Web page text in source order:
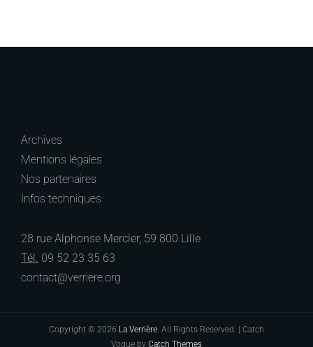
Archives
Mentions légales
Nos partenaires
Infos techniques
28 rue Alphonse Mercier, 59 800 Lille
Tél. 09 52 23 35 63
contact@verriere.org
Copyright © 2026 La Verrière. All Rights Reserved. | Catch
Vogue by Catch Themes